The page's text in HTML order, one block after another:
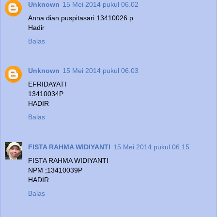
Unknown 15 Mei 2014 pukul 06.02
Anna dian puspitasari 13410026 p
Hadir
Balas
Unknown 15 Mei 2014 pukul 06.03
EFRIDAYATI
13410034P
HADIR
Balas
FISTA RAHMA WIDIYANTI 15 Mei 2014 pukul 06.15
FISTA RAHMA WIDIYANTI
NPM ;13410039P
HADIR..
Balas